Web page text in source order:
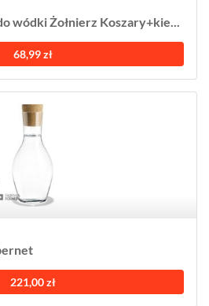
wódki Żołnierz Koszary+kie...
68,99 zł
221,00 zł